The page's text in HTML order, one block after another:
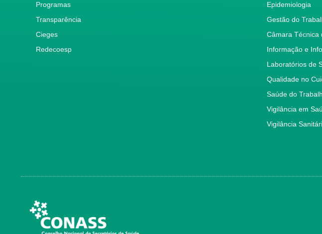
Programas
Transparência
Cieges
Redecoesp
Epidemiologia
Gestão do
Câmara Técnica
Informação e
Laboratórios de
Qualidade no
Saúde do
Vigilância em
Vigilância